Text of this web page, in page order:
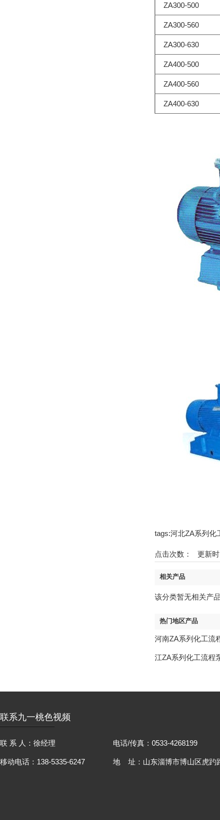
ZA300-500
ZA300-560
ZA300-630
ZA400-500
ZA400-560
ZA400-630
tags:河北ZA系列化
点击次数： 更新时
相关产品
该分类暂无相关产品
热门地区产品
河南ZA系列化工流
江ZA系列化工流程
联系九一桃色视频
联 系 人：徐经理
移动电话：138-5335-6247
电话/传真：0533-4268199
地 址：山东淄博市博山区虎趵